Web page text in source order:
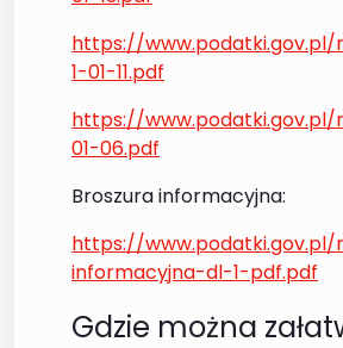
https://
1-01-11.pdf
https://
01-06.pdf
Broszura informacyjna:
https://
informacyjna-dl-1-pdf.pdf
Gdzie można